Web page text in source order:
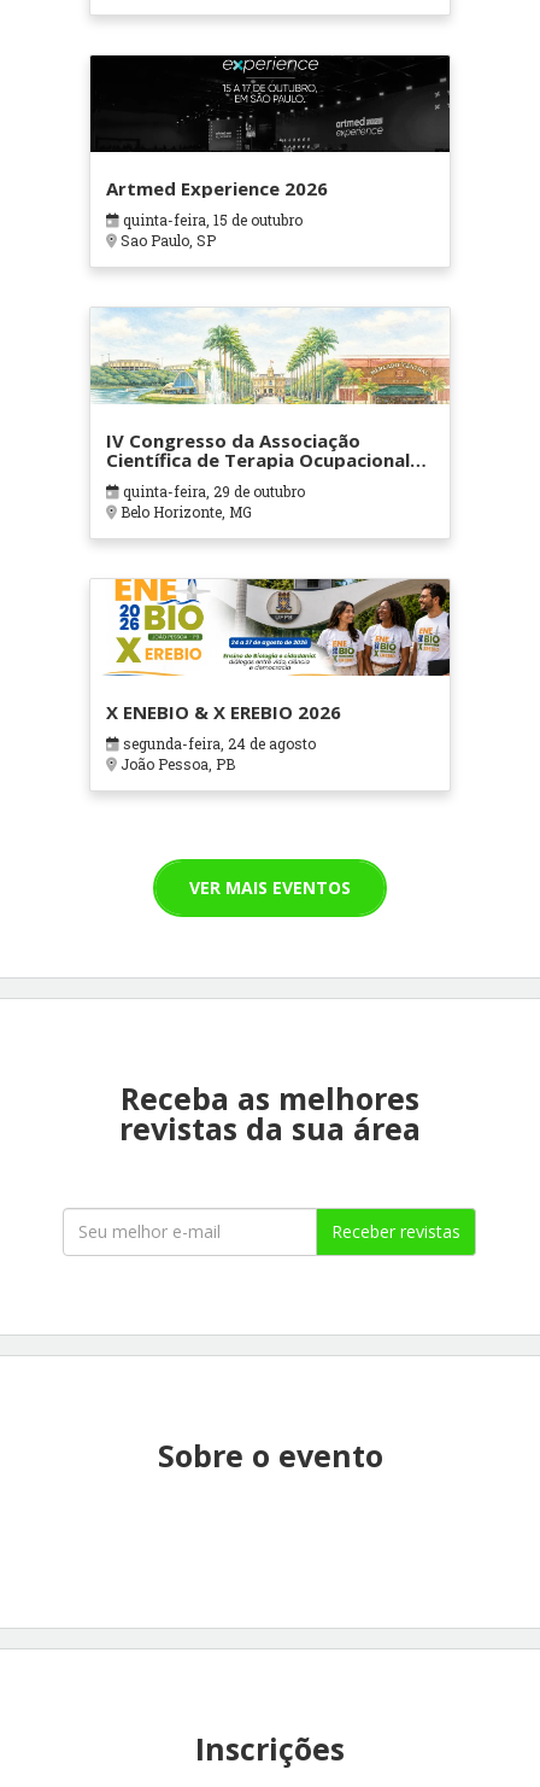
Artmed Experience 2026
quinta-feira, 15 de outubro
Sao Paulo, SP
IV Congresso da Associação
Científica de Terapia Ocupacional
em Contextos Hospitalares e
Cuidados Paliativos - ATOHOSP
quinta-feira, 29 de outubro
Belo Horizonte, MG
X ENEBIO & X EREBIO 2026
segunda-feira, 24 de agosto
João Pessoa, PB
VER MAIS EVENTOS
Receba as melhores
revistas da sua área
Receber revistas
Sobre o evento
Inscrições